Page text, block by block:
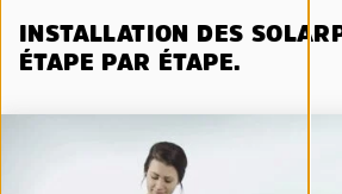
INSTALLATION DES
ÉTAPE PAR ÉTAPE.